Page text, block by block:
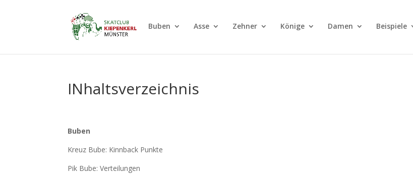
Buben Asse Zehner Könige Damen Beispiele
INhaltsverzeichnis
Buben
Kreuz Bube: Kinnback Punkte
Pik Bube: Verteilungen